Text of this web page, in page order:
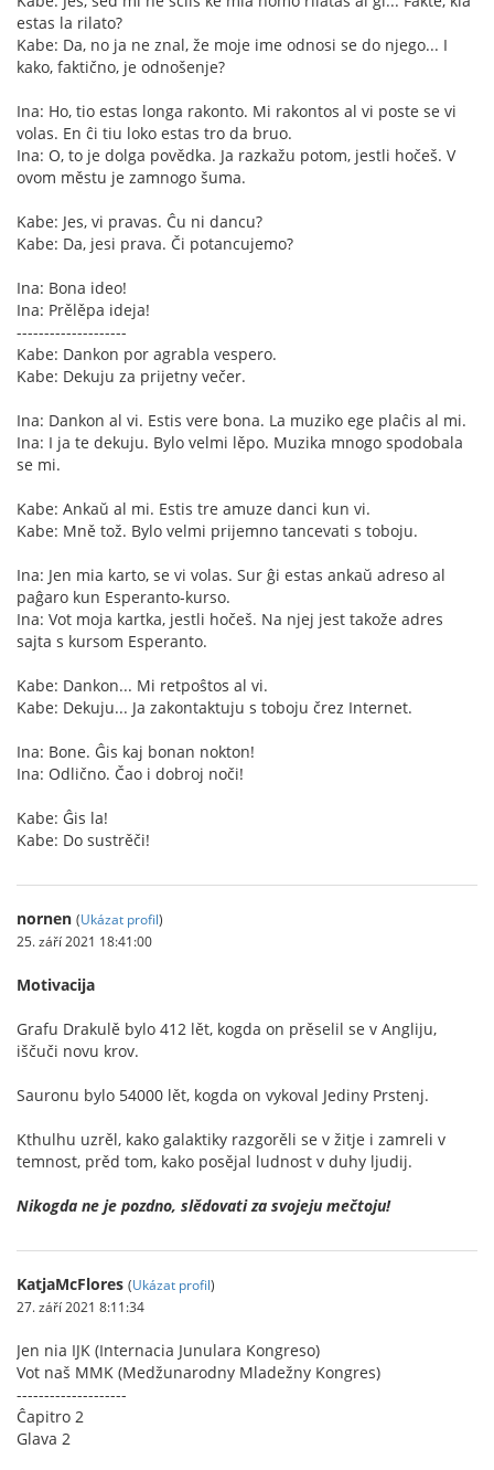
estas la rilato?
Kabe: Da, no ja ne znal, že moje ime odnosi se do njego... I
kako, faktično, je odnošenje?
Ina: Ho, tio estas longa rakonto. Mi rakontos al vi poste se vi
volas. En ĉi tiu loko estas tro da bruo.
Ina: O, to je dolga povědka. Ja razkažu potom, jestli hočeš. V
ovom městu je zamnogo šuma.
Kabe: Jes, vi pravas. Ĉu ni dancu?
Kabe: Da, jesi prava. Či potancujemo?
Ina: Bona ideo!
Ina: Prělěpa ideja!
--------------------
Kabe: Dankon por agrabla vespero.
Kabe: Dekuju za prijetny večer.
Ina: Dankon al vi. Estis vere bona. La muziko ege plaĉis al mi.
Ina: I ja te dekuju. Bylo velmi lěpo. Muzika mnogo spodobala
se mi.
Kabe: Ankaŭ al mi. Estis tre amuze danci kun vi.
Kabe: Mně tož. Bylo velmi prijemno tancevati s toboju.
Ina: Jen mia karto, se vi volas. Sur ĝi estas ankaŭ adreso al
paĝaro kun Esperanto-kurso.
Ina: Vot moja kartka, jestli hočeš. Na njej jest takože adres
sajta s kursom Esperanto.
Kabe: Dankon... Mi retpoŝtos al vi.
Kabe: Dekuju... Ja zakontaktuju s toboju črez Internet.
Ina: Bone. Ĝis kaj bonan nokton!
Ina: Odlično. Čao i dobroj noči!
Kabe: Ĝis la!
Kabe: Do sustrěči!
nornen (Ukázat profil)
25. září 2021 18:41:00
Motivacija
Grafu Drakulě bylo 412 lět, kogda on prěselil se v Angliju,
iščuči novu krov.
Sauronu bylo 54000 lět, kogda on vykoval Jediny Prstenj.
Kthulhu uzrěl, kako galaktiky razgorěli se v žitje i zamreli v
temnost, prěd tom, kako posějal ludnost v duhy ljudij.
Nikogda ne je pozdno, slědovati za svojeju mečtoju!
KatjaMcFlores (Ukázat profil)
27. září 2021 8:11:34
Jen nia IJK (Internacia Junulara Kongreso)
Vot naš MMK (Medžunarodny Mladežny Kongres)
--------------------
Ĉapitro 2
Glava 2